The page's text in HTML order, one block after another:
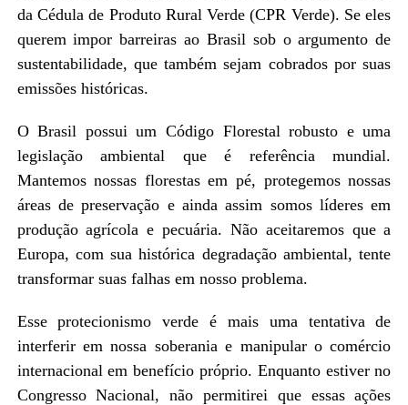
da Cédula de Produto Rural Verde (CPR Verde). Se eles
querem impor barreiras ao Brasil sob o argumento de
sustentabilidade, que também sejam cobrados por suas
emissões históricas.
O Brasil possui um Código Florestal robusto e uma
legislação ambiental que é referência mundial.
Mantemos nossas florestas em pé, protegemos nossas
áreas de preservação e ainda assim somos líderes em
produção agrícola e pecuária. Não aceitaremos que a
Europa, com sua histórica degradação ambiental, tente
transformar suas falhas em nosso problema.
Esse protecionismo verde é mais uma tentativa de
interferir em nossa soberania e manipular o comércio
internacional em benefício próprio. Enquanto estiver no
Congresso Nacional, não permitirei que essas ações